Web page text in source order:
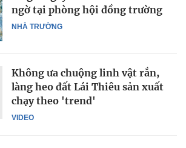
NHÀ TRƯỜNG
ngờ tại phòng hội đồng trường
VIDEO
Không ưa chuộng linh vật rắn,
làng heo đất Lái Thiêu sản xuất
chạy theo 'trend'